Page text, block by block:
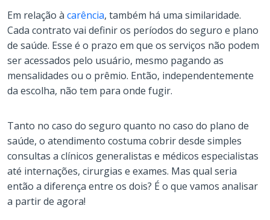
Em relação à carência, também há uma similaridade.
Cada contrato vai definir os períodos do seguro e plano
de saúde. Esse é o prazo em que os serviços não podem
ser acessados pelo usuário, mesmo pagando as
mensalidades ou o prêmio. Então, independentemente
da escolha, não tem para onde fugir.
Tanto no caso do seguro quanto no caso do plano de
saúde, o atendimento costuma cobrir desde simples
consultas a clínicos generalistas e médicos especialistas
até internações, cirurgias e exames. Mas qual seria
então a diferença entre os dois? É o que vamos analisar
a partir de agora!